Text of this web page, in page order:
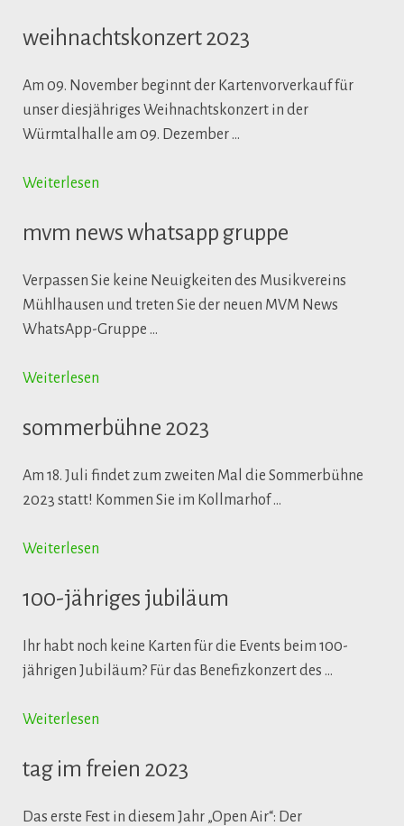
weihnachtskonzert 2023
Am 09. November beginnt der Kartenvorverkauf für
unser diesjähriges Weihnachtskonzert in der
Würmtalhalle am 09. Dezember …
Weiterlesen
mvm news whatsapp gruppe
Verpassen Sie keine Neuigkeiten des Musikvereins
Mühlhausen und treten Sie der neuen MVM News
WhatsApp-Gruppe …
Weiterlesen
sommerbühne 2023
Am 18. Juli findet zum zweiten Mal die Sommerbühne
2023 statt! Kommen Sie im Kollmarhof …
Weiterlesen
100-jähriges jubiläum
Ihr habt noch keine Karten für die Events beim 100-
jährigen Jubiläum? Für das Benefizkonzert des …
Weiterlesen
tag im freien 2023
Das erste Fest in diesem Jahr „Open Air“: Der